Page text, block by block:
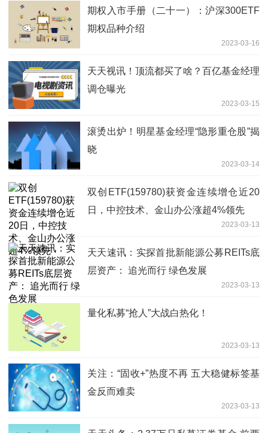
期权入市手册（二十一）：沪深300ETF
期权品种介绍
2023-03-16
天天视讯！顶流都买了啥？百亿基金经理
调仓曝光
2023-03-15
滚烫出炉！明星基金经理“隐形重仓股”揭
晓
2023-03-14
双创ETF(159780)获资金连续增仓近20
日，中控技术、金山办公涨超4%领先
2023-03-13
天天速讯：实探首批新能源公募REITs底
层资产： 追光而行 绿色发展
2023-03-13
量化私募“抢人”大战白热化！
2023-03-13
关注：“固收+”热度不再 五大稳健标签基
金反而难卖
2023-03-13